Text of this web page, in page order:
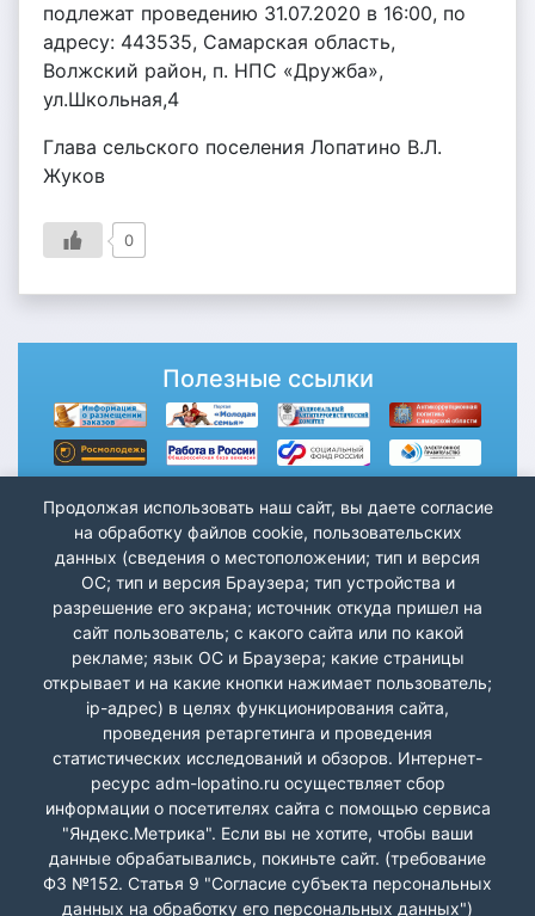
подлежат проведению 31.07.2020 в 16:00, по
адресу: 443535, Самарская область,
Волжский район, п. НПС «Дружба»,
ул.Школьная,4
Глава сельского поселения Лопатино В.Л.
Жуков
0
Полезные ссылки
Лопатино СП Волжский р-н © 2026 г.
Продолжая использовать наш сайт, вы даете согласие
на обработку файлов cookie, пользовательских
данных (сведения о местоположении; тип и версия
ОС; тип и версия Браузера; тип устройства и
разрешение его экрана; источник откуда пришел на
сайт пользователь; с какого сайта или по какой
рекламе; язык ОС и Браузера; какие страницы
открывает и на какие кнопки нажимает пользователь;
ip-адрес) в целях функционирования сайта,
проведения ретаргетинга и проведения
статистических исследований и обзоров. Интернет-
ресурс adm-lopatino.ru осуществляет сбор
информации о посетителях сайта с помощью сервиса
"Яндекс.Метрика". Если вы не хотите, чтобы ваши
данные обрабатывались, покиньте сайт. (требование
ФЗ №152. Статья 9 "Согласие субъекта персональных
данных на обработку его персональных данных")